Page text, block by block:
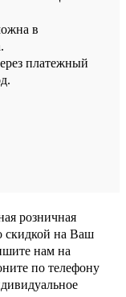
в
платежный
розничная
скидкой на Ваш
нам на
по телефону